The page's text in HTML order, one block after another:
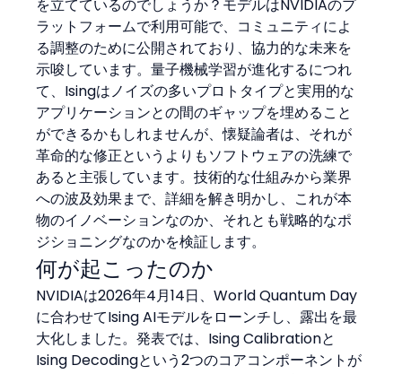
を立てているのでしょうか？モデルはNVIDIAのプ
ラットフォームで利用可能で、コミュニティによ
る調整のために公開されており、協力的な未来を
示唆しています。量子機械学習が進化するにつれ
て、Isingはノイズの多いプロトタイプと実用的な
アプリケーションとの間のギャップを埋めること
ができるかもしれませんが、懐疑論者は、それが
革命的な修正というよりもソフトウェアの洗練で
あると主張しています。技術的な仕組みから業界
への波及効果まで、詳細を解き明かし、これが本
物のイノベーションなのか、それとも戦略的なポ
ジショニングなのかを検証します。
何が起こったのか
NVIDIAは2026年4月14日、World Quantum Day
に合わせてIsing AIモデルをローンチし、露出を最
大化しました。発表では、Ising Calibrationと
Ising Decodingという2つのコアコンポーネントが